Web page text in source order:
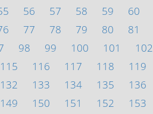
56 57 58 59 60
77 78 79 80 81
98 99 100 101 102
115 116 117 118 119
132 133 134 135 136
149 150 151 152 153